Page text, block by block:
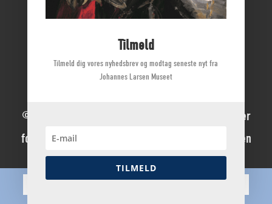
Høkeren
© 2022 Johannes Larsen Museet | Alle rettigheder
forbeholdes | Direktør Mette Ladegaard Thøgersen
Tilmeld
Tilmeld dig vores nyhedsbrev og modtag seneste nyt fra
Johannes Larsen Museet
TILMELD
Dansk English Deutsch(German